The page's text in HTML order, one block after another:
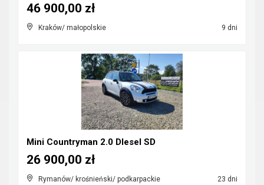
Kraków/ małopolskie 9 dni
46 900,00 zł
Mini Countryman 2.0 DIesel SD
Rymanów/ krośnieński/ podkarpackie 23 dni
26 900,00 zł